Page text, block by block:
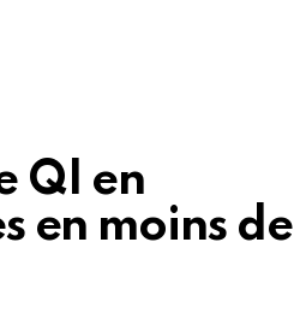
QI en
en moins de